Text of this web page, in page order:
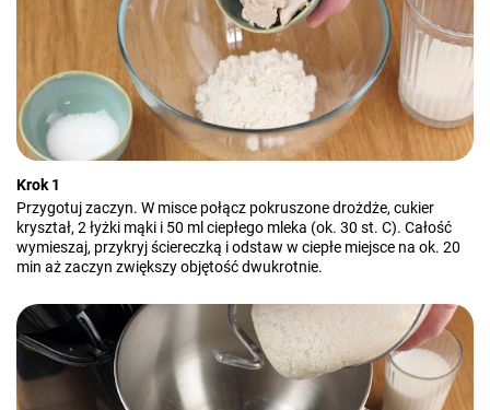
Krok 1
Przygotuj zaczyn. W misce połącz pokruszone drożdże, cukier
kryształ, 2 łyżki mąki i 50 ml ciepłego mleka (ok. 30 st. C). Całość
wymieszaj, przykryj ściereczką i odstaw w ciepłe miejsce na ok. 20
min aż zaczyn zwiększy objętość dwukrotnie.